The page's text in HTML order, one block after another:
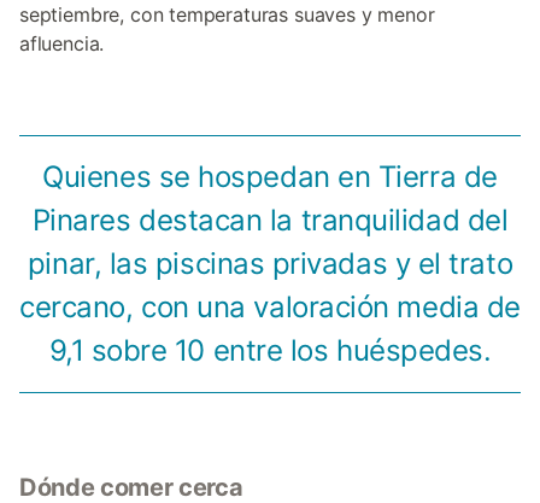
septiembre, con temperaturas suaves y menor
afluencia.
Quienes se hospedan en Tierra de
Pinares destacan la tranquilidad del
pinar, las piscinas privadas y el trato
cercano, con una valoración media de
9,1 sobre 10 entre los huéspedes.
Dónde comer cerca